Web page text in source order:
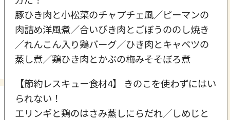
豚ひき肉と小松菜のチャプチェ風／ピーマンの
肉詰め洋風煮／合いびき肉とごぼうののし焼き
／れんこん入り鶏バーグ／ひき肉とキャベツの
蒸し煮／鶏ひき肉とかぶの梅みそそぼろ煮
【節約レスキュー食材4】 きのこを使わずにはい
られない！
エリンギと鶏のはさみ蒸しにらだれ／しめじと